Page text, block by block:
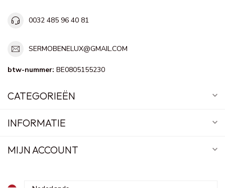
0032 485 96 40 81
SERMOBENELUX@GMAIL.COM
btw-nummer: BE0805155230
CATEGORIEËN
INFORMATIE
MIJN ACCOUNT